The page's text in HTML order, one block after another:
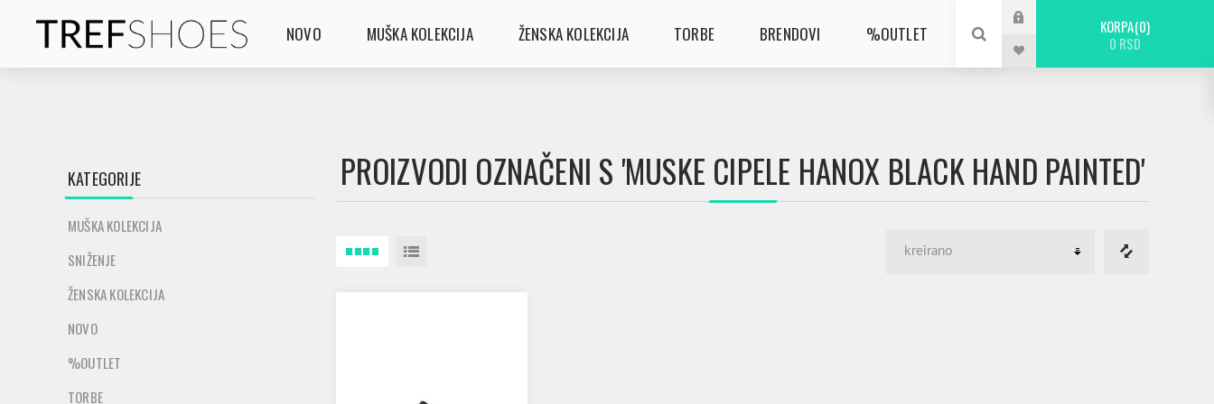
NOVO MUŠKA KOLEKCIJA ŽENSKA KOLEKCIJA TORBE BRENDOVI %OUTLET KORPA 0
0 RSD
PROIZVODI OZNAČENI S 'MUSKE CIPELE HANOX BLACK HAND PAINTED'
KATEGORIJE
MUŠKA KOLEKCIJA
SNIŽENJE
ŽENSKA KOLEKCIJA
NOVO
%OUTLET
TORBE